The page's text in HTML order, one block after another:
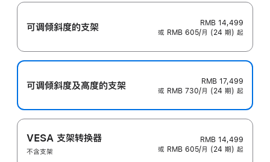
可调倾斜度的支架
RMB 14,499
或 RMB 605/月 (24 期) 起
可调倾斜度及高‍度的支‍架
RMB 17,499
或 RMB 730/月 (24 期) 起
VESA 支架转换器
不含支架
RMB 14,499
或 RMB 605/月 (24 期) 起